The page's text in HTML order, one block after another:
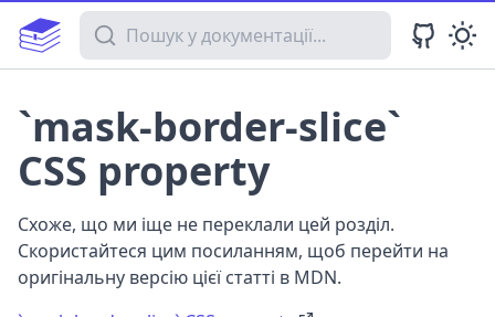
Пошук у документації
`mask-border-slice`
CSS property
Схоже, що ми іще не переклали цей розділ.
Скористайтеся цим посиланням, щоб перейти на
оригінальну версію цієї статті в MDN.